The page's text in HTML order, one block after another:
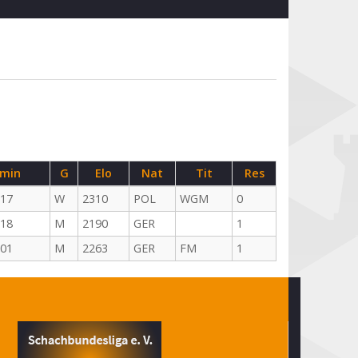
G Elo Nat Tit
Res
W 2310 POL WGM
0
M 2190 GER
1
M 2263 GER FM 1